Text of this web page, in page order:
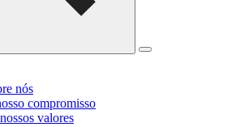
nós
compromisso
valores